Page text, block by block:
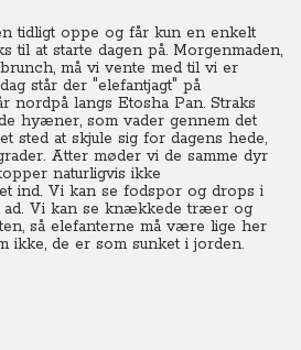
tidligt oppe og får kun en enkelt
til at starte dagen på. Morgenmaden,
må vi vente med til vi er
står der "elefantjagt" på
nordpå langs Etosha Pan. Straks
hyæner, som vader gennem det
sted at skjule sig for dagens hede,
Atter møder vi de samme dyr
naturligvis ikke
ind. Vi kan se fodspor og drops i
Vi kan se knækkede træer og
så elefanterne må være lige her
ikke, de er som sunket i jorden.